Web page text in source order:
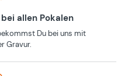
allen Pokalen
Du bei uns mit
Gravur.